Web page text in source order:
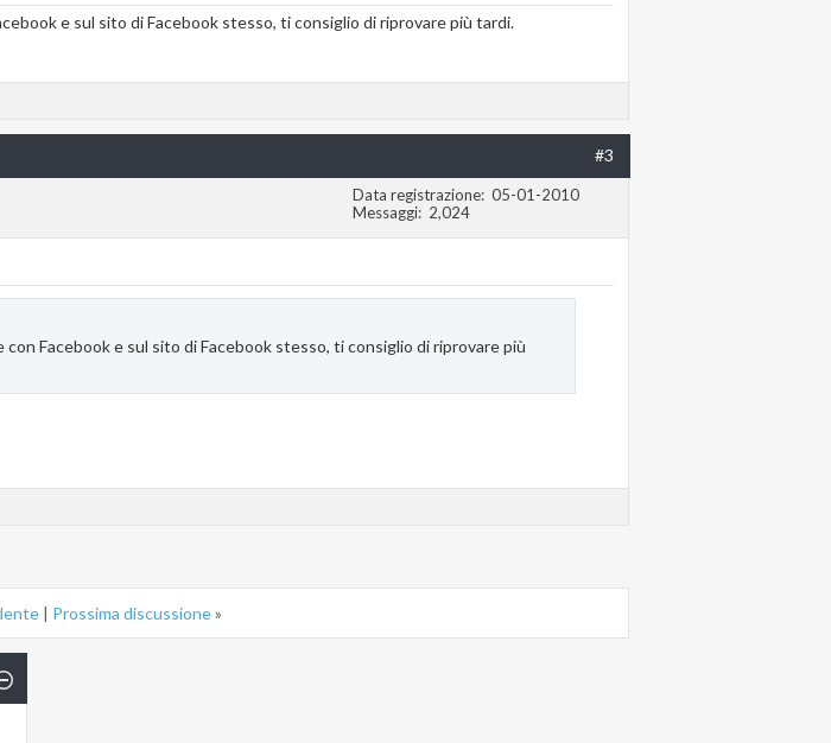
e sul sito di Facebook stesso, ti consiglio di riprovare più tardi.
#3
Data registrazione 05-01-2010
Messaggi
2,024
Facebook e sul sito di Facebook stesso, ti consiglio di riprovare più
| Prossima discussione»